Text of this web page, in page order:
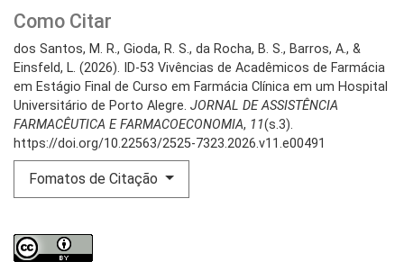
Como Citar
dos Santos, M. R., Gioda, R. S., da Rocha, B. S., Barros, A., &
Einsfeld, L. (2026). ID-53 Vivências de Acadêmicos de Farmácia
em Estágio Final de Curso em Farmácia Clínica em um Hospital
Universitário de Porto Alegre. JORNAL DE ASSISTÊNCIA
FARMACÊUTICA E FARMACOECONOMIA, 11(s.3).
https://doi.org/10.22563/2525-7323.2026.v11.e00491
Fomatos de Citação